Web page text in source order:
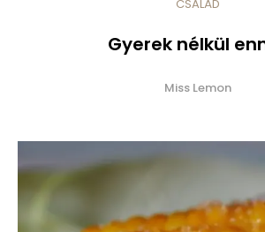
CSALÁD
Gyerek nélkül
Miss Lemon